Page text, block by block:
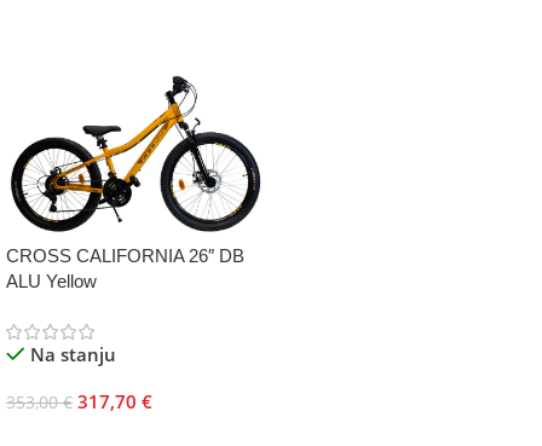
CROSS CALIFORNIA 26″ DB
ALU Yellow
Na stanju
353,00€ 317,70 €